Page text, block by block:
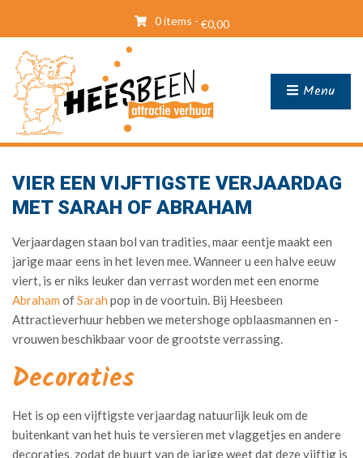
0 items - €0,00
Menu
VIER EEN VIJFTIGSTE VERJAARDAG
MET SARAH OF ABRAHAM
Verjaardagen staan bol van tradities, maar eentje maakt een
jarige maar eens in het leven mee. Wanneer u een halve eeuw
viert, is er niks leuker dan verrast worden met een enorme
Abraham ofSarah pop in de voortuin. Bij Heesbeen
Attractieverhuur hebben we metershoge opblaasmannen en -
vrouwen beschikbaar voor de grootste verrassing.
Decoraties
Het is op een vijftigste verjaardag natuurlijk leuk om de
buitenkant van het huis te versieren met vlaggetjes en andere
decoraties, zodat de buurt van de jarige weet dat deze vijftig is